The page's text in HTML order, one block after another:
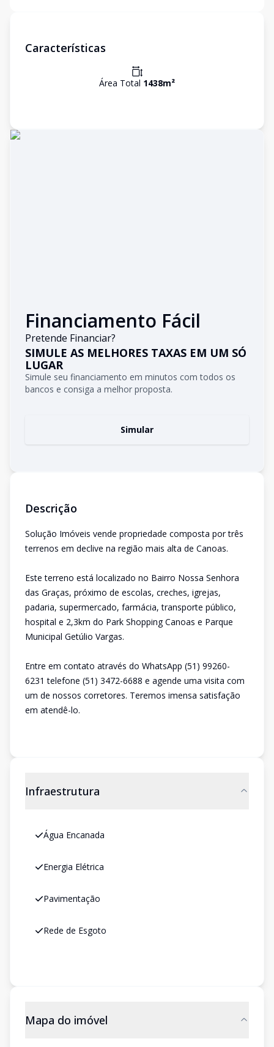
Características
Área Total 1438m²
Financiamento Fácil
Pretende Financiar?
SIMULE AS MELHORES TAXAS EM UM SÓ
LUGAR
Simule seu financiamento em minutos com todos os
bancos e consiga a melhor proposta.
Simular
Descrição
Solução Imóveis vende propriedade composta por três
terrenos em declive na região mais alta de Canoas.
Este terreno está localizado no Bairro Nossa Senhora
das Graças, próximo de escolas, creches, igrejas,
padaria, supermercado, farmácia, transporte público,
hospital e 2,3km do Park Shopping Canoas e Parque
Municipal Getúlio Vargas.
Entre em contato através do WhatsApp (51) 99260-
6231 telefone (51) 3472-6688 e agende uma visita com
um de nossos corretores. Teremos imensa satisfação
em atendê-lo.
Infraestrutura
Água Encanada
Energia Elétrica
Pavimentação
Rede de Esgoto
Mapa do imóvel